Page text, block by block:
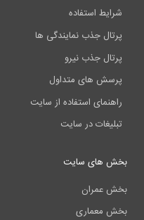
شرایط استفاده
پرتال جذب نمایندگی ها
پرتال جذب نیرو
پرسش های متداول
راهنمای استفاده از سایت
تبلیغات در سایت
بخش های سایت
بخش عمران
بخش معماری